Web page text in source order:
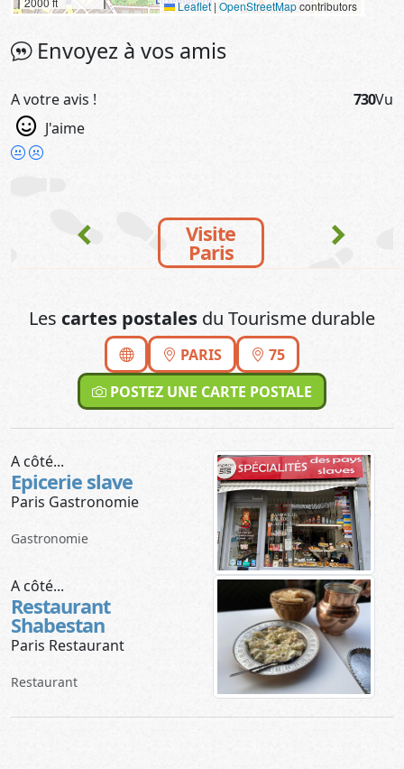
Leaflet | OpenStreetMapcontributors
Envoyez à vos amis
A votre avis !
J'aime
730Vu
chevron_left Visite
Paris chevron_right
Les cartes postales du Tourisme durable
PARIS
75
POSTEZ UNE CARTE POSTALE
A côté...
Epicerie slave
Paris Gastronomie
Gastronomie
A côté...
Restaurant
Shabestan
Paris Restaurant
Restaurant